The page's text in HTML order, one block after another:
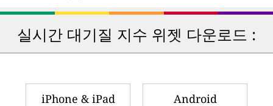
실시간 대기질 지수 위젯 다운로드 :
iPhone & iPad Android